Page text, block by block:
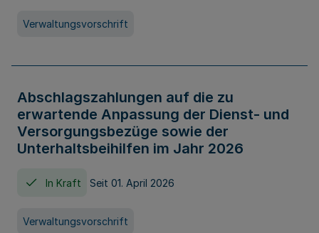
Verwaltungsvorschrift
Abschlagszahlungen auf die zu
erwartende Anpassung der Dienst- und
Versorgungsbezüge sowie der
Unterhaltsbeihilfen im Jahr 2026
In Kraft Seit 01. April 2026
Verwaltungsvorschrift